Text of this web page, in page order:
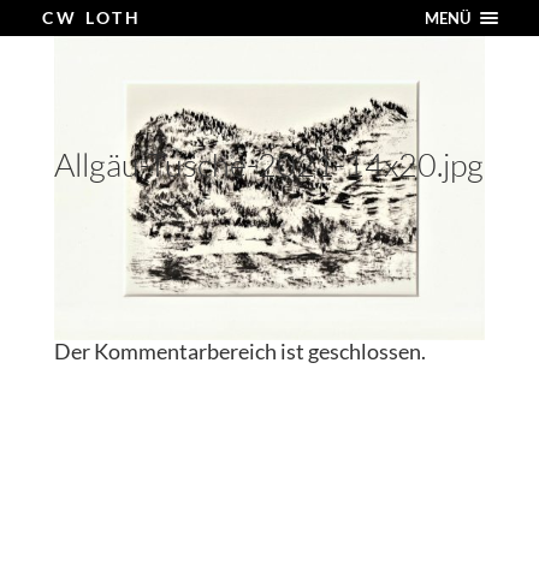
CW LOTH MENÜ
Allgäu-Tusche-2021-14x20.jpg
Der Kommentarbereich ist geschlossen.